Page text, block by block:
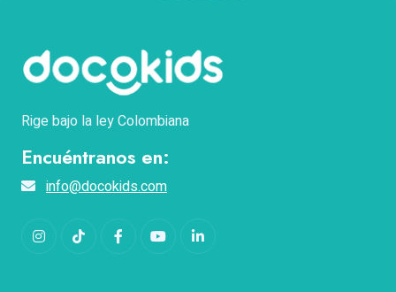
Rige bajo la ley Colombiana
Encuéntranos en:
info@docokids.com
InstagramTikTok FacebookYouTubeLinkedIn